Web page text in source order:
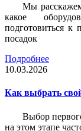
Мы
какое
подготовиться к
посадок
Подробнее
10.03.2026
Как выбрать
Выбор
на этом этапе